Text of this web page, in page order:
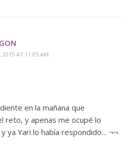
2015 AT 11:05 AM
en la mañana que
reto, y apenas me ocupé lo
ya Yari lo había respondido… ¬¬